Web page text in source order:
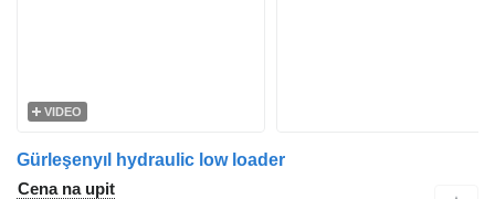
VIDEO
Gürleşenyıl hydraulic low loader
Cena na upit